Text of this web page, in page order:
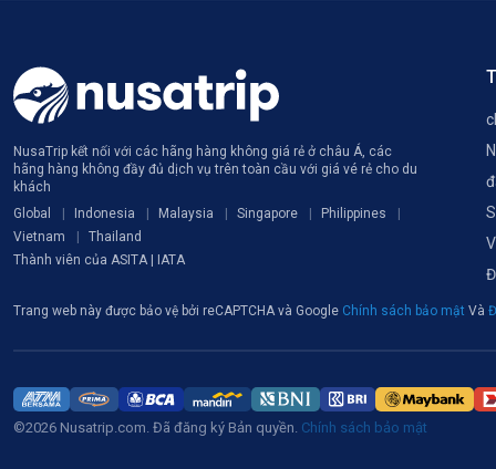
NusaTrip kết nối với các hãng hàng không giá rẻ ở châu Á, các
hãng hàng không đầy đủ dịch vụ trên toàn cầu với giá vé rẻ cho du
khách
Global
Indonesia Malaysia Singapore
Philippines
Vietnam
Thailand
Thành viên của ASITA | IATA
Trang web này được bảo vệ bởi reCAPTCHA và Google Chính sách bảo mật Và
©2026 Nusatrip.com. Đã đăng ký Bản quyền. Chính sách bảo mật